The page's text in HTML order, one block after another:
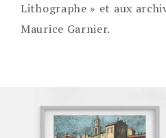
Lithographe » et aux
Maurice Garnier.